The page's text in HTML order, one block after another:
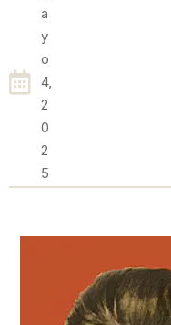
A
Y
O
4,
2
0
2
5